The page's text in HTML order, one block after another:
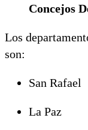
Concejos
Los
son:
San Rafael
La Paz